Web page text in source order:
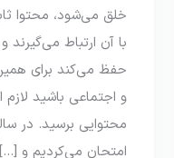
خلق می‌شود، محتوا
با آن ارتباط می‌گیرند
حفظ می‌کند برای
و اجتماعی باشید
محتوایی برسید. در
امتحان می‌کردیم و […]